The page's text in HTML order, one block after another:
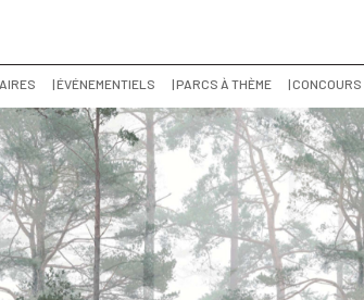
| ÉVÉNEMENTIELS | PARCS À THÈME | CONCOURS